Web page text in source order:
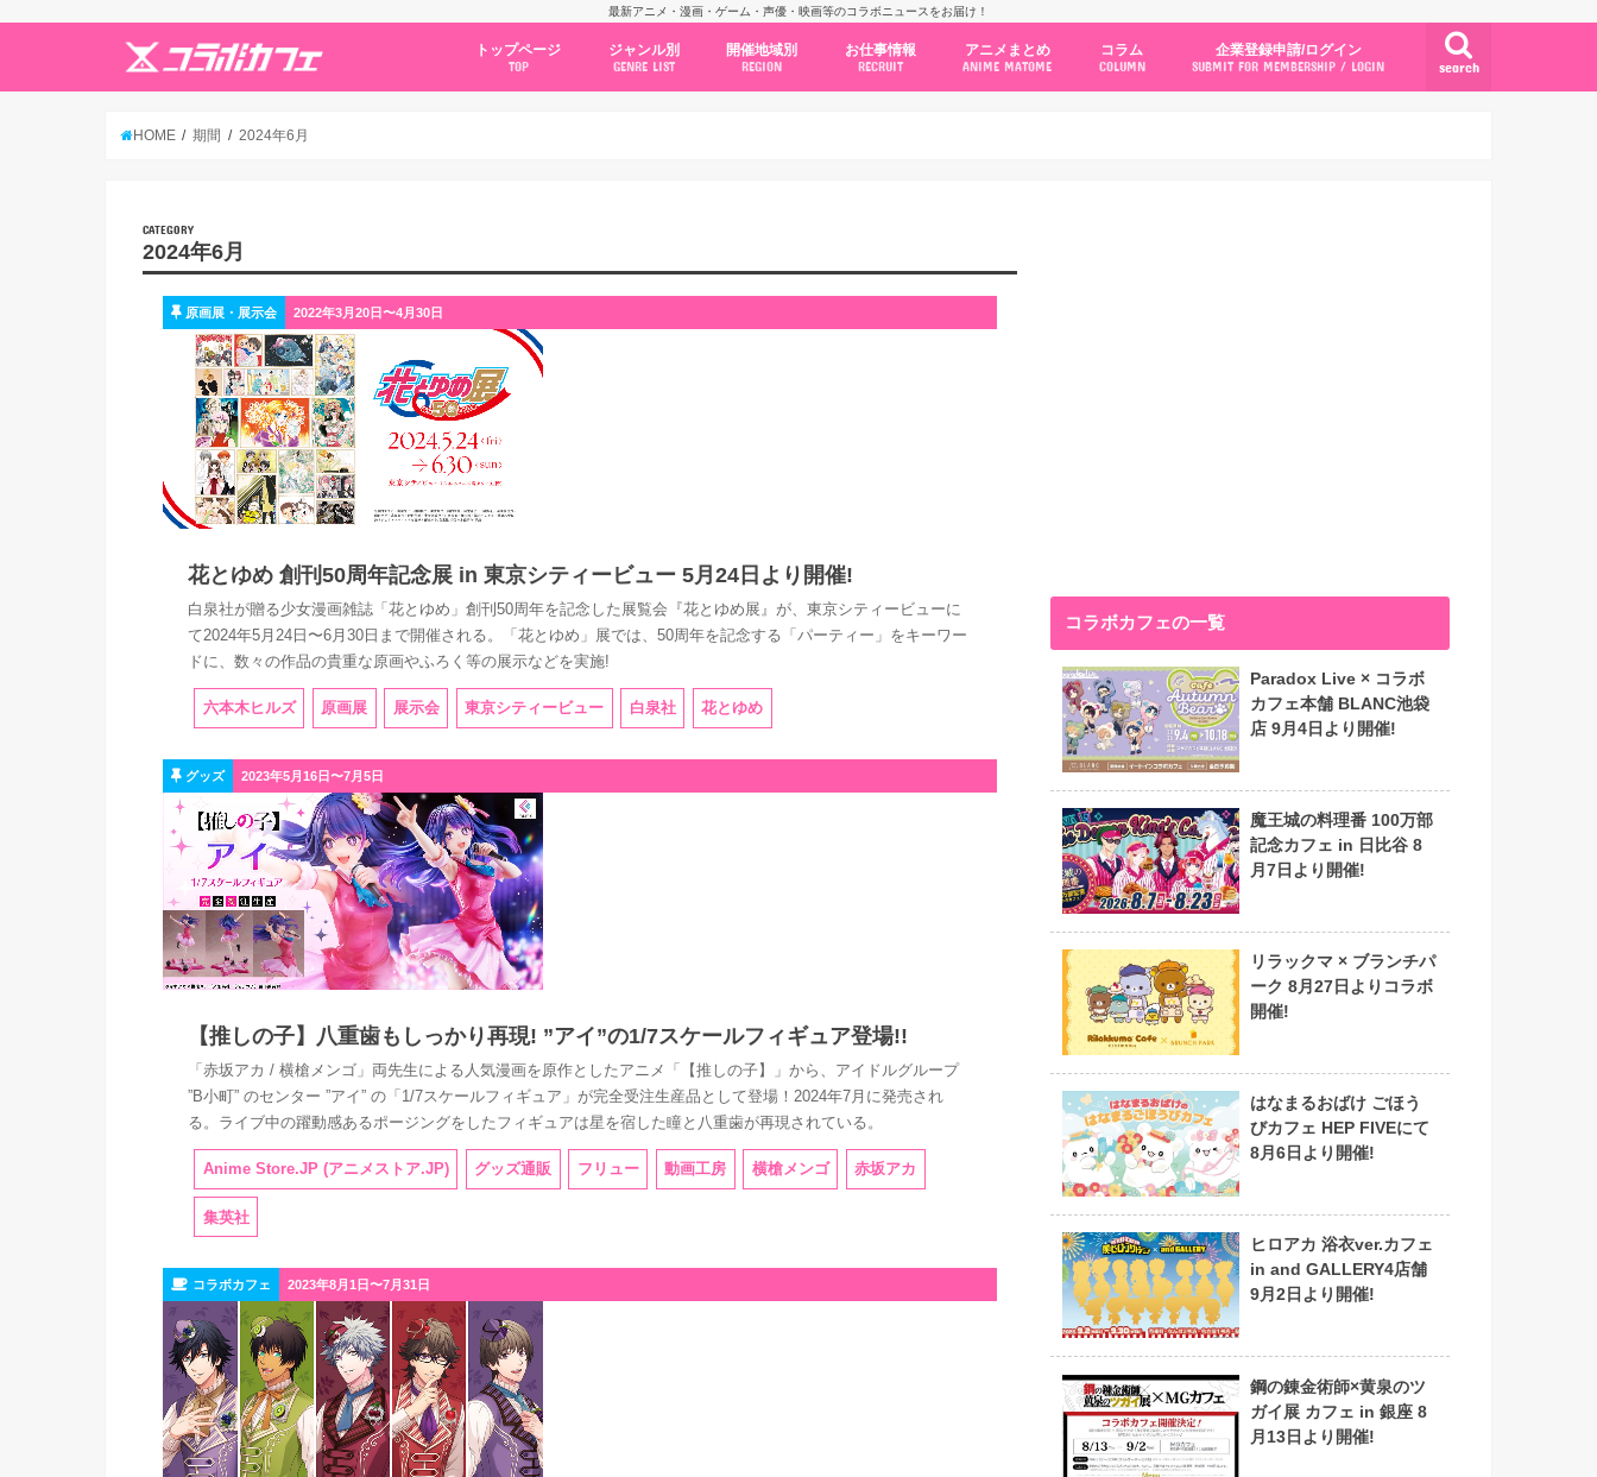
最新アニメ・漫画・ゲーム・声優・映画等のコラボニュースをお届け！
search
トップページ
TOP
ジャンル別
GENRE LIST
開催地域別
REGION
お仕事情報
RECRUIT
アニメまとめ
ANIME MATOME
コラム
COLUMN
企業登録申請/ログイン
SUBMIT FOR MEMBERSHIP / LOGIN
HOME 期間 2024年6月
CATEGORY
2024年6月
原画展・展示会 2022年3月20日〜4月30日
花とゆめ 創刊50周年記念展 in 東京シティービュー 5月24日より開催!
白泉社が贈る少女漫画雑誌「花とゆめ」創刊50周年を記念した展覧会『花とゆめ展』が、東京シティービューに
て2024年5月24日〜6月30日まで開催される。「花とゆめ」展では、50周年を記念する「パーティー」をキーワー
ドに、数々の作品の貴重な原画やふろく等の展示などを実施!
六本木ヒルズ 原画展 展示会 東京シティービュー 白泉社 花とゆめ
グッズ 2023年5月16日〜7月5日
【推しの子】八重歯もしっかり再現! ”アイ”の1/7スケールフィギュア登場!!
「赤坂アカ / 横槍メンゴ」両先生による人気漫画を原作としたアニメ「【推しの子】」から、アイドルグループ
”B小町” のセンター ”アイ” の「1/7スケールフィギュア」が完全受注生産品として登場！2024年7月に発売され
る。ライブ中の躍動感あるポージングをしたフィギュアは星を宿した瞳と八重歯が再現されている。
Anime Store.JP (アニメストア.JP) グッズ通販 フリュー 動画工房 横槍メンゴ 赤坂アカ
集英社
コラボカフェ 2023年8月1日〜7月31日
コラボカフェの一覧
Paradox Live × コラボ
カフェ本舗 BLANC池袋
店 9月4日より開催!
魔王城の料理番 100万部
記念カフェ in 日比谷 8
月7日より開催!
リラックマ × ブランチパ
ーク 8月27日よりコラボ
開催!
はなまるおばけ ごほう
びカフェ HEP FIVEにて
8月6日より開催!
ヒロアカ 浴衣ver.カフェ
in and GALLERY4店舗
9月2日より開催!
鋼の錬金術師×黄泉のツ
ガイ展 カフェ in 銀座 8
月13日より開催!